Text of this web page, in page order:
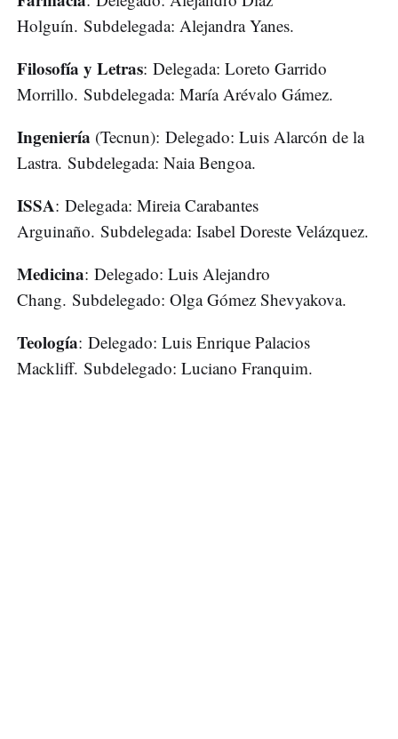
Holguín. Subdelegada: Alejandra Yanes.
Filosofía y Letras: Delegada: Loreto Garrido
Morrillo. Subdelegada: María Arévalo Gámez.
Ingeniería (Tecnun): Delegado: Luis Alarcón de la
Lastra. Subdelegada: Naia Bengoa.
ISSA: Delegada: Mireia Carabantes
Arguinaño. Subdelegada: Isabel Doreste Velázquez.
Medicina: Delegado: Luis Alejandro
Chang. Subdelegado: Olga Gómez Shevyakova.
Teología: Delegado: Luis Enrique Palacios
Mackliff. Subdelegado: Luciano Franquim.